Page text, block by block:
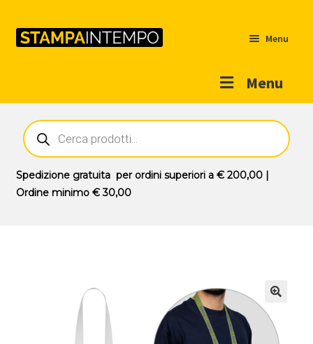
Menu
Menu
Outlet
Prodotti
Novità
Ricerca
prodotti
Spedizione gratuitaper ordini superiori a € 200,00|
Ordine minimo € 30,00